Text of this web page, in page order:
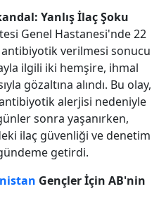
Yanlış İlaç Şoku
Genel Hastanesi'nde 22
antibiyotik verilmesi sonucu
ilgili iki hemşire, ihmal
gözaltına alındı. Bu olay,
alerjisi nedeniyle
sonra yaşanırken,
ilaç güvenliği ve denetim
getirdi.
Gençler İçin AB'nin